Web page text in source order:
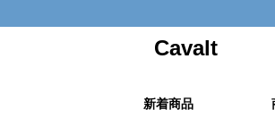
Cavalt
新着商品